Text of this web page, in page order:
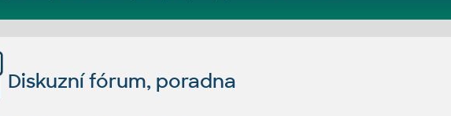
Diskuzní fórum, poradna